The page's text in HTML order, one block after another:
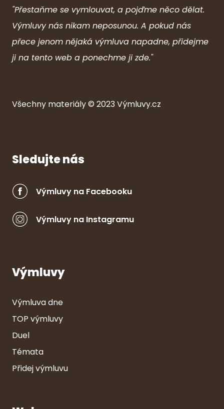
"Přestaňme se vymlouvat, a pojďme něco dělat.
Výmluvy nás nikam neposunou. A pokud nás
přece jenom nějaká výmluva napadne, přidejme
ji na tento web a ponechme ji zde."
Všechny materiály © 2023Výmluvy.cz
Sledujte nás
Výmluvy na Facebooku
Výmluvy na Instagramu
Výmluvy
Výmluva dne
TOP výmluvy
Duel
Témata
Přidej výmluvu